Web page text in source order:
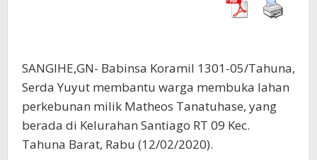
SANGIHE,GN- Babinsa Koramil 1301-05/Tahuna,
Serda Yuyut membantu warga membuka lahan
perkebunan milik Matheos Tanatuhase, yang
berada di Kelurahan Santiago RT 09 Kec.
Tahuna Barat, Rabu (12/02/2020).